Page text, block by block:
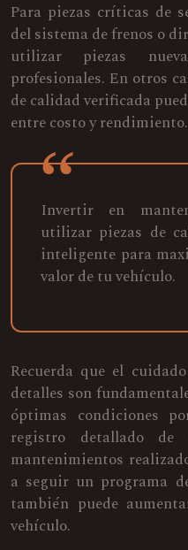
Para piezas críticas de
del sistema de frenos o
utilizar piezas
profesionales. En otros
de calidad verificada
entre costo y rendimiento.
Invertir en
utilizar piezas de
inteligente para
valor de tu vehículo.
Recuerda que el
detalles son
óptimas condiciones
registro detallado de
mantenimientos
a seguir un programa
también puede
vehículo.